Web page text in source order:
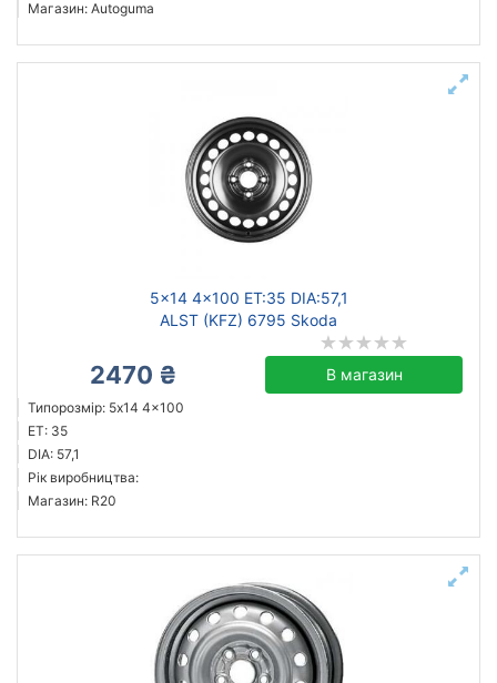
Магазин: Autoguma
5x14 4x100 ET:35 DIA:57,1
ALST (KFZ) 6795 Skoda
2470 ₴ В магазин
Типорозмір: 5x14 4x100
ET: 35
DIA: 57,1
Рік виробництва:
Магазин: R20